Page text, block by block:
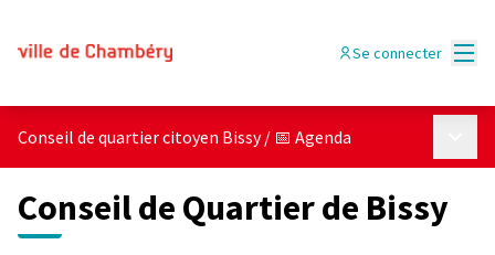
Se connecter
Conseil de quartier citoyen Bissy / 📅 Agenda
Conseil de Quartier de Bissy